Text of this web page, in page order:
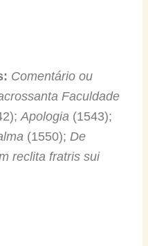
Comentário ou
Faculdade
Apologia (1543);
(1550); De
reclita fratris sui